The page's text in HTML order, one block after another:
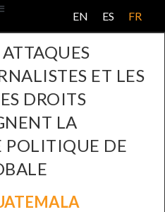
EN ES FR
ET LES
DROITS
LA
POLITIQUE DE